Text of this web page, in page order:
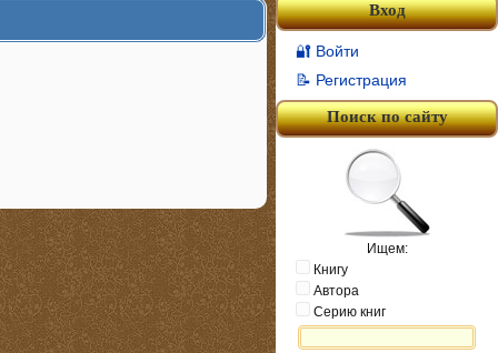
Вход
🔐 Войти
📝 Регистрация
Поиск по сайту
Ищем:
Книгу
Автора
Серию книг